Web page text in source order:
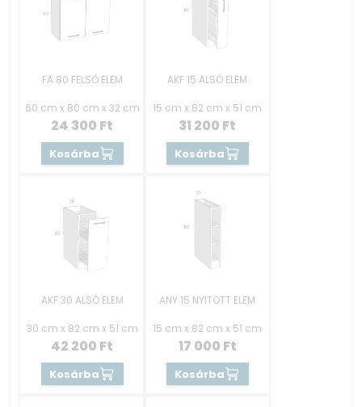
FA 80 FELSŐ ELEM
60 cm x 80 cm x 32 cm
24 300 Ft
Kosárba
AKF 15 ALSÓ ELEM
15 cm x 82 cm x 51 cm
31 200 Ft
Kosárba
AKF 30 ALSÓ ELEM
30 cm x 82 cm x 51 cm
42 200 Ft
Kosárba
ANY 15 NYITOTT ELEM
15 cm x 82 cm x 51 cm
17 000 Ft
Kosárba